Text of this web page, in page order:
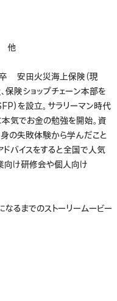
他​
卒 安田火災海上保険（現
保険ショップチェーン本部を
）を設立。サラリーマン時代
気でお金の勉強を開始。資
の失敗体験から学んだこと
ドバイスをすると全国で人気
向け研修会や個人向け
るまでのストーリームービー​